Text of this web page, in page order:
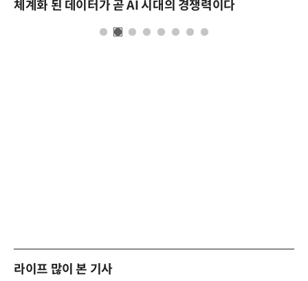
체계화 된 데이터가 곧 AI 시대의 경쟁력이다
라이프 많이 본 기사